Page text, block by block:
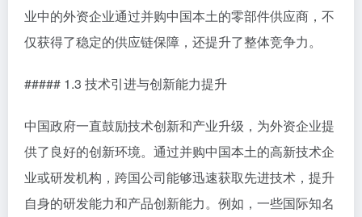
业中的外资企业通过并购中国本土的零部件供应商，不
仅获得了稳定的供应链保障，还提升了整体竞争力。
##### 1.3 技术引进与创新能力提升
中国政府一直鼓励技术创新和产业升级，为外资企业提
供了良好的创新环境。通过并购中国本土的高新技术企
业或研发机构，跨国公司能够迅速获取先进技术，提升
自身的研发能力和产品创新能力。例如，一些国际知名